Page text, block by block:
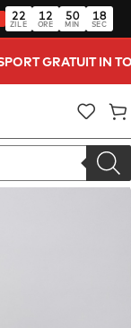
22
ZILE
12
ORE
50
MIN
18
SEC
GRATUIT